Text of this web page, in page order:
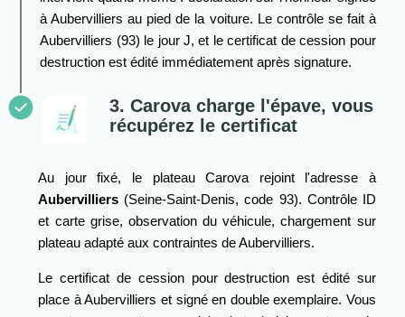
à Aubervilliers au pied de la voiture. Le contrôle se fait à
Aubervilliers (93) le jour J, et le certificat de cession pour
destruction est édité immédiatement après signature.
3. Carova charge l'épave, vous
récupérez le certificat
Au jour fixé, le plateau Carova rejoint l'adresse à
Aubervilliers (Seine-Saint-Denis, code 93). Contrôle ID
et carte grise, observation du véhicule, chargement sur
plateau adapté aux contraintes de Aubervilliers.
Le certificat de cession pour destruction est édité sur
place à Aubervilliers et signé en double exemplaire. Vous